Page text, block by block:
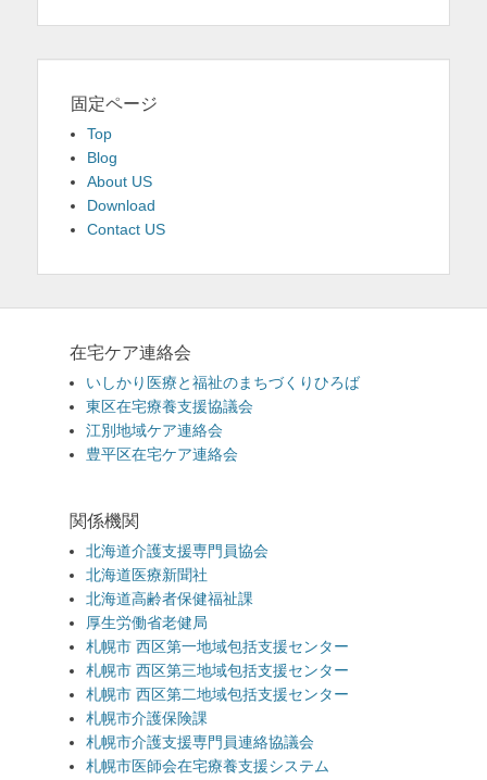
固定ページ
Top
Blog
About US
Download
Contact US
在宅ケア連絡会
いしかり医療と福祉のまちづくりひろば
東区在宅療養支援協議会
江別地域ケア連絡会
豊平区在宅ケア連絡会
関係機関
北海道介護支援専門員協会
北海道医療新聞社
北海道高齢者保健福祉課
厚生労働省老健局
札幌市 西区第一地域包括支援センター
札幌市 西区第三地域包括支援センター
札幌市 西区第二地域包括支援センター
札幌市介護保険課
札幌市介護支援専門員連絡協議会
札幌市医師会在宅療養支援システム